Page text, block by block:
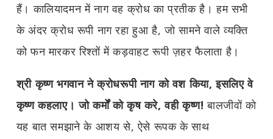
हैं। कालियादमन में नाग वह क्रोध का प्रतीक है। हम सभी
के अंदर क्रोध रूपी नाग रहा हुआ है, जो सामने वाले व्यक्ति
को फन मारकर रिश्तों में कड़वाहट रूपी ज़हर फैलाता है।
श्री कृष्ण भगवान ने क्रोधरूपी नाग को वश किया, इसलिए वे
कृष्ण कहलाए। जो कर्मों को कृष करे, वही कृष्ण! बालजीवों को
यह बात समझाने के आशय से, ऐसे रूपक के साथ